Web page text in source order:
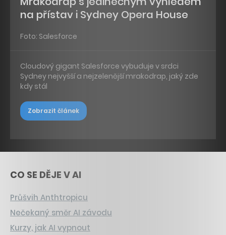
na přístav i Sydney Opera House
Foto: Salesforce
Cloudový gigant Salesforce vybuduje v srdci
Sydney nejvyšší a nejzelenější mrakodrap, jaký zde
kdy stál
Zobrazit článek
CO SE DĚJE V AI
Průšvih Anthtropicu
Nečekaný směr AI závodu
Kurzy, jak AI vypnout